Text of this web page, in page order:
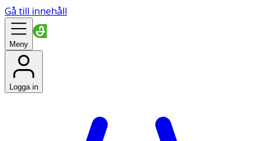
Gå till innehåll
Meny
Logga in